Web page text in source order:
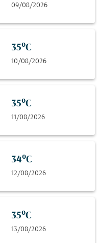
09/08/2026
35°C
10/08/2026
35°C
11/08/2026
34°C
12/08/2026
35°C
13/08/2026